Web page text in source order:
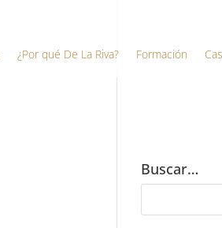
¿Por qué De La Riva? Formación
Buscar…